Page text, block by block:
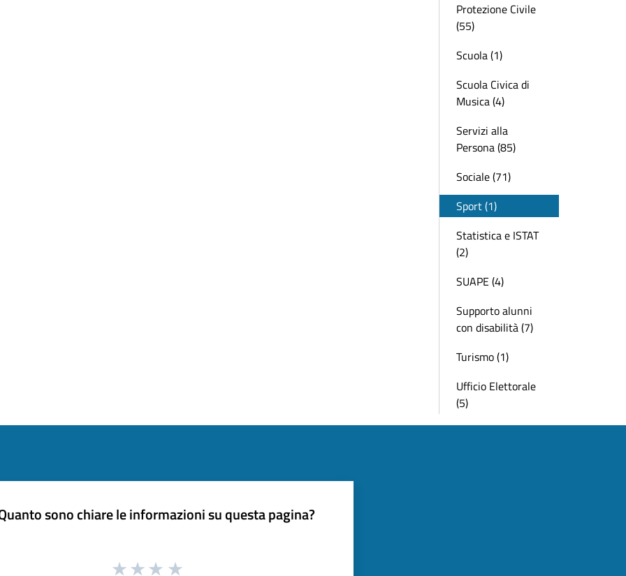
Protezione Civile
(55)
Scuola (1)
Scuola Civica di
Musica (4)
Servizi alla
Persona (85)
Sociale (71)
Sport (1)
Statistica e ISTAT
(2)
SUAPE (4)
Supporto alunni
con disabilità (7)
Turismo (1)
Ufficio Elettorale
(5)
sono chiare le informazioni su questa pagina?